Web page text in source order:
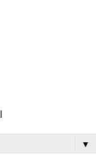
▼